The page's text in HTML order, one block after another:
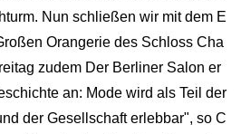
Nun schließen wir mit dem E
Orangerie des Schloss Cha
zudem Der Berliner Salon er
an: Mode wird als Teil der
der Gesellschaft erlebbar", so C